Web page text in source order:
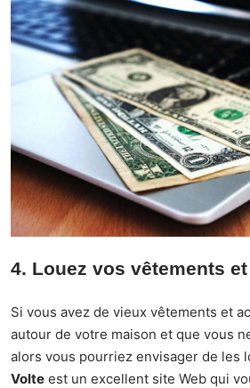
4. Louez vos vêtements
Si vous avez de vieux vêtements et
autour de votre maison et que vous
alors vous pourriez envisager de les
Volte est un excellent site Web qui